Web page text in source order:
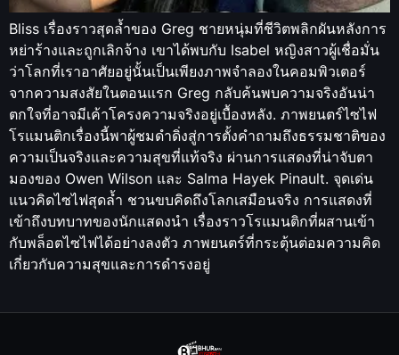
Bliss เรื่องราวสุดล้ำของ Greg ชายหนุ่มที่ชีวิตพลิกผันหลังการ
หย่าร้างและถูกเลิกจ้าง เขาได้พบกับ Isabel หญิงสาวผู้เชื่อมั่น
ว่าโลกที่เราอาศัยอยู่นั้นเป็นเพียงภาพจำลองในคอมพิวเตอร์
จากความสงสัยในตอนแรก Greg กลับค้นพบความจริงอันน่า
ตกใจที่อาจมีเค้าโครงความจริงอยู่เบื้องหลัง. ภาพยนตร์ไซไฟ
โรแมนติกเรื่องนี้พาผู้ชมดำดิ่งสู่การตั้งคำถามถึงธรรมชาติของ
ความเป็นจริงและความสุขที่แท้จริง ผ่านการแสดงที่น่าจับตา
มองของ Owen Wilson และ Salma Hayek Pinault. จุดเด่น
แนวคิดไซไฟสุดล้ำ ชวนขบคิดถึงโลกเสมือนจริง การแสดงที่
เข้าถึงบทบาทของนักแสดงนำ เรื่องราวโรแมนติกที่ผสานเข้า
กับพล็อตไซไฟได้อย่างลงตัว ภาพยนตร์ที่กระตุ้นต่อมความคิด
เกี่ยวกับความสุขและการดำรงอยู่